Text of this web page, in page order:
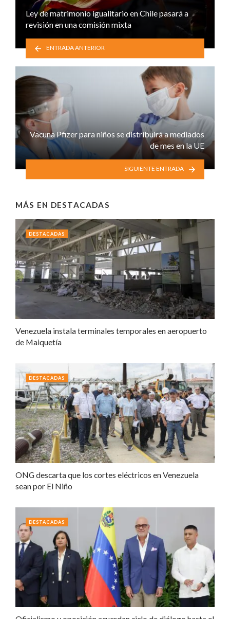
Ley de matrimonio igualitario en Chile pasará a
revisión en una comisión mixta
ENTRADA ANTERIOR
Vacuna Pfizer para niños se distribuirá a mediados
de mes en la UE
SIGUIENTE ENTRADA
MÁS EN DESTACADAS
Venezuela instala terminales temporales en aeropuerto
de Maiquetía
DESTACADAS
ONG descarta que los cortes eléctricos en Venezuela
sean por El Niño
DESTACADAS
DESTACADAS